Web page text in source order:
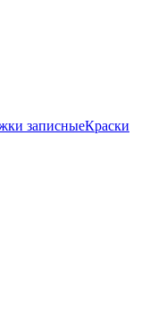
записныеКраски